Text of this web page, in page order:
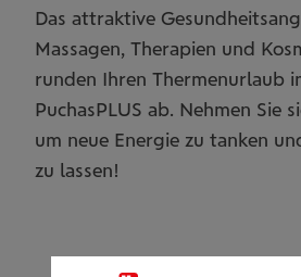
Das attraktive
Massagen, Therapien und
runden Ihren Thermenurlaub
PuchasPLUS ab. Nehmen Sie
um neue Energie zu tanken
zu lassen!